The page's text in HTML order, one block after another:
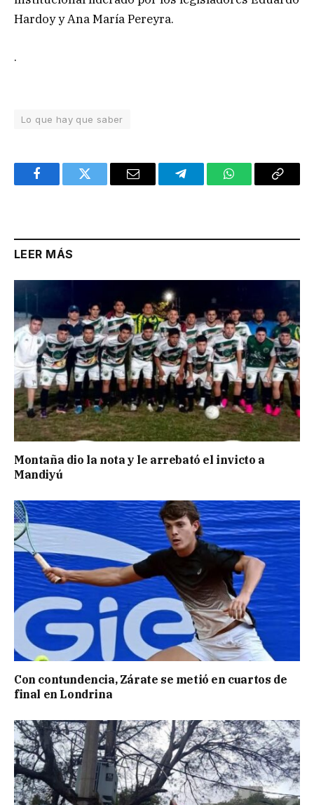
Hardoy y Ana María Pereyra.
.
Lo que hay que saber
FacebookTwitter Email TelegramWhatsAppCopy
LEER MÁS
Montaña dio la nota y le arrebató el invicto a
Mandiyú
Con contundencia, Zárate se metió en cuartos de
final en Londrina